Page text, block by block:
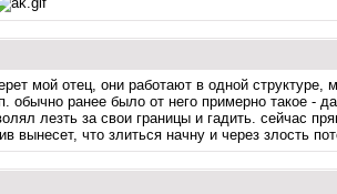
мой отец, они работают в одной
обычно ранее было от него примерно такое
лезть за свои границы и гадить. сейчас
вынесет, что злиться начну и через злость